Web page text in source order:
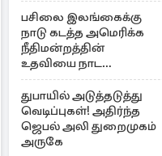
பசிலை இலங்கைக்கு
நாடு கடத்த அமெரிக்க
நீதிமன்றத்தின்
உதவியை நாட
அரசாங்கம் முடிவு
துபாயில் அடுத்தடுத்து
வெடிப்புகள்! அதிர்ந்த
ஜெபல் அலி துறைமுகம்
அருகே